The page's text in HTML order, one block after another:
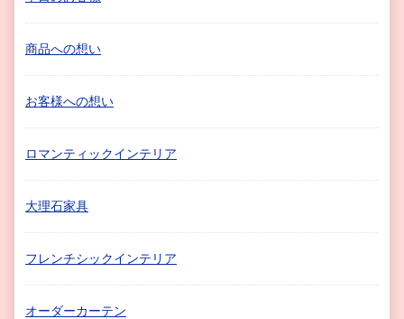
商品への想い
お客様への想い
ロマンティックインテリア
大理石家具
フレンチシックインテリア
オーダーカーテン